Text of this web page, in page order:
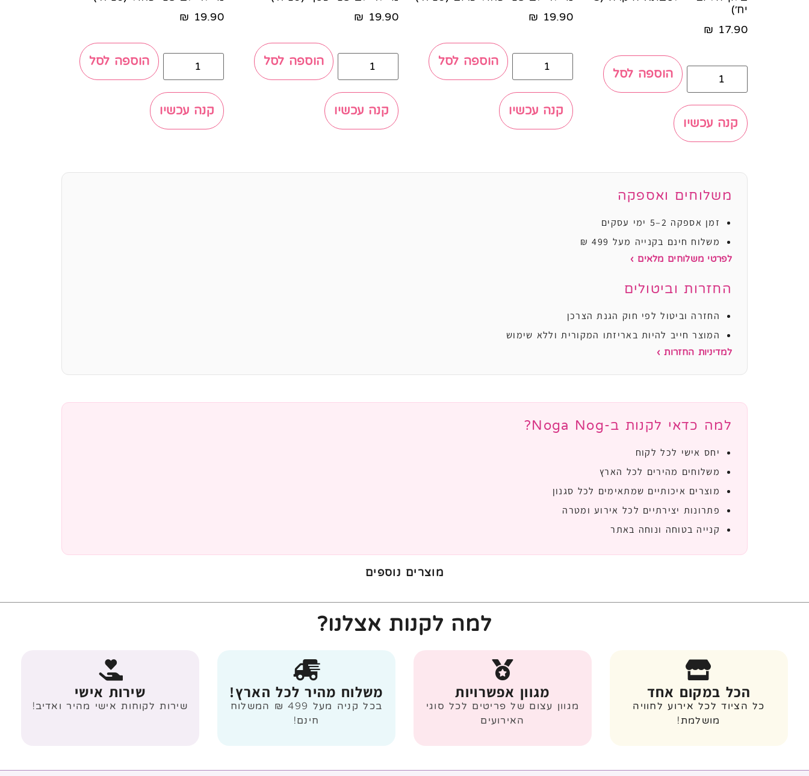
יח׳)
17.90
₪
הוספה לסל
קנה עכשיו
19.90
₪
הוספה לסל
קנה עכשיו
19.90
₪
הוספה לסל
קנה עכשיו
19.90
₪
הוספה לסל
קנה עכשיו
משלוחים ואספקה
זמן אספקה 2–5 ימי עסקים
משלוח חינם בקנייה מעל 499 ₪
לפרטי משלוחים מלאים ›
החזרות וביטולים
החזרה וביטול לפי חוק הגנת הצרכן
המוצר חייב להיות באריזתו המקורית וללא שימוש
למדיניות החזרות ›
למה כדאי לקנות ב-Noga Nog?
יחס אישי לכל לקוח
משלוחים מהירים לכל הארץ
מוצרים איכותיים שמתאימים לכל סגנון
פתרונות יצירתיים לכל אירוע ומטרה
קנייה בטוחה ונוחה באתר
מוצרים נוספים
למה לקנות אצלנו?
הכל במקום אחד
כל הציוד לכל אירוע לחוויה
מושלמת!
מגוון אפשרויות
מגוון עצום של פריטים לכל סוגי
האירועים
משלוח מהיר לכל הארץ!
בכל קניה מעל 499 ₪ המשלוח
חינם!
שירות אישי
שירות לקוחות אישי מהיר ואדיב!